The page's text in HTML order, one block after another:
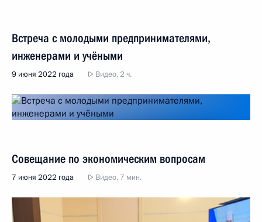
Встреча с молодыми предпринимателями,
инженерами и учёными
9 июня 2022 года Видео, 2 ч.
Совещание по экономическим вопросам
7 июня 2022 года Видео, 7 мин.